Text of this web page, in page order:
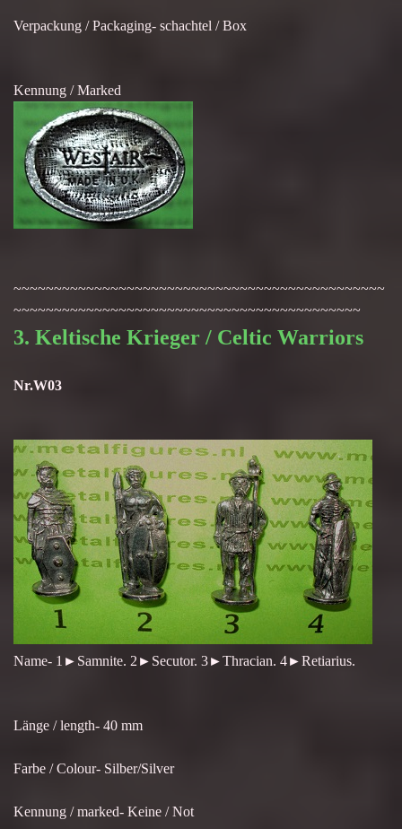
Verpackung / Packaging- schachtel / Box
Kennung / Marked
~~~~~~~~~~~~~~~~~~~~~~~~~~~~~~~~~~~~~~~~~~~~~~
~~~~~~~~~~~~~~~~~~~~~~~~~~~~~~~~~~~~~~~~~~~
3. Keltische Krieger / Celtic Warriors
Nr.W03
Name- 1►Samnite. 2►Secutor. 3►Thracian. 4►Retiarius.
Länge / length- 40 mm
Farbe / Colour- Silber/Silver
Kennung / marked- Keine / Not